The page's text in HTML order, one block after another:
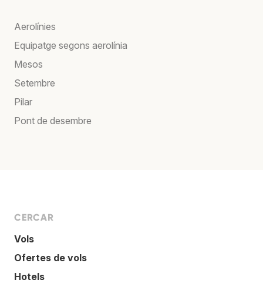
Aerolínies
Equipatge segons aerolínia
Mesos
Setembre
Pilar
Pont de desembre
CERCAR
Vols
Ofertes de vols
Hotels